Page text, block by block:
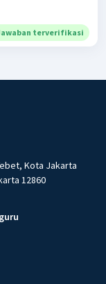
terverifikasi
Kota Jakarta
12860